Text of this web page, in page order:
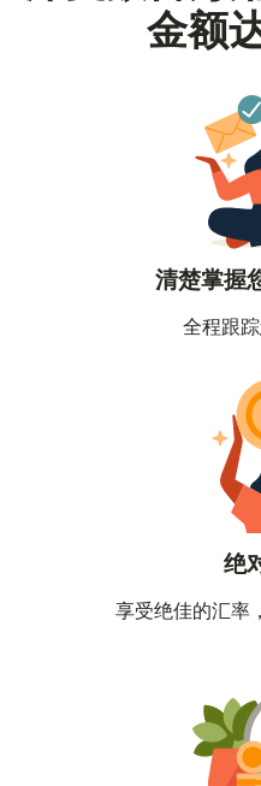
金额
清楚掌握
全程跟踪
绝
享受绝佳的汇率，